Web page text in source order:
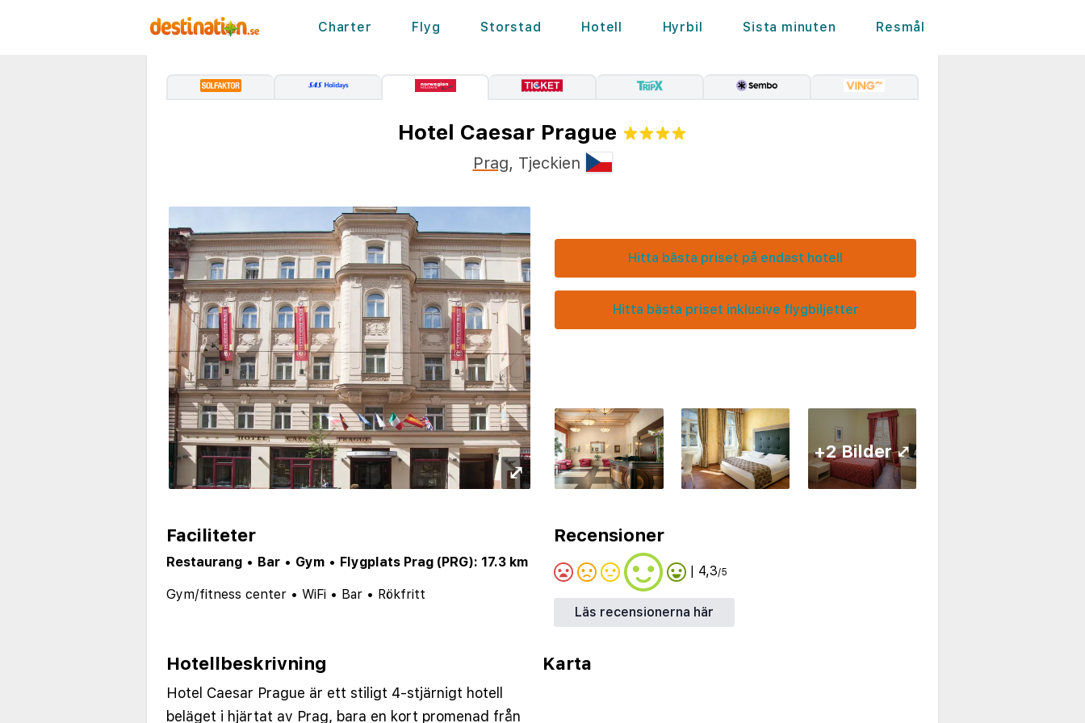
Charter Flyg Storstad Hotell Hyrbil Sista minuten Resmål
Hotel Caesar Prague
Prag, Tjeckien
⤢
Hitta bästa priset på endast hotell
Hitta bästa priset inklusive flygbiljetter
+2 Bilder ⤢
Faciliteter
Restaurang • Bar • Gym • Flygplats Prag (PRG): 17.3 km
Gym/fitness center • WiFi • Bar • Rökfritt
Recensioner
| 4,3/5
Läs recensionerna här
Hotellbeskrivning
Hotel Caesar Prague är ett stiligt 4-stjärnigt hotell
beläget i hjärtat av Prag, bara en kort promenad från
Karta